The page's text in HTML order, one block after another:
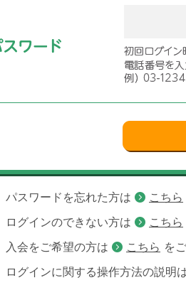
パスワードを忘れた方は こちら
ログインのできない方は こちら
入会をご希望の方は こちら を
ログインに関する操作方法の説明